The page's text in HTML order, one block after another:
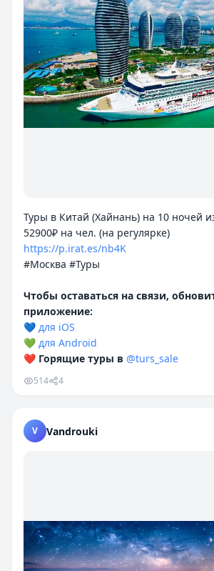
Туры в Китай (Хайнань) на 10 ночей
https://p.irat.es/nb4K
#Москва #Туры
Чтобы оставаться на связи,
приложение:
💙 для iOS
💚 для Android
❤️ Горящие туры в @turs_sale
514 4
V Vandrouki